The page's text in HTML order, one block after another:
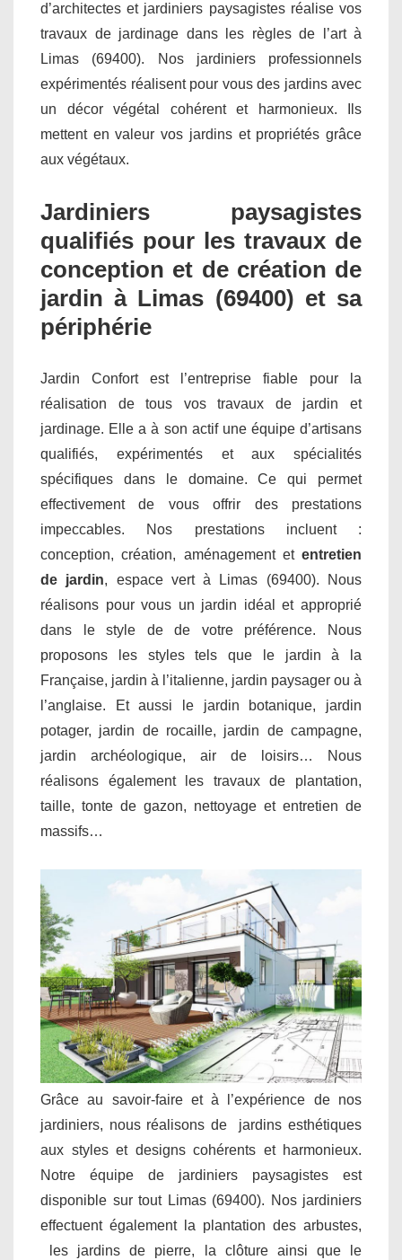
d’architectes et jardiniers paysagistes réalise vos
travaux de jardinage dans les règles de l’art à
Limas (69400). Nos jardiniers professionnels
expérimentés réalisent pour vous des jardins avec
un décor végétal cohérent et harmonieux. Ils
mettent en valeur vos jardins et propriétés grâce
aux végétaux.
Jardiniers paysagistes
qualifiés pour les travaux de
conception et de création de
jardin à Limas (69400) et sa
périphérie
Jardin Confort est l’entreprise fiable pour la
réalisation de tous vos travaux de jardin et
jardinage. Elle a à son actif une équipe d’artisans
qualifiés, expérimentés et aux spécialités
spécifiques dans le domaine. Ce qui permet
effectivement de vous offrir des prestations
impeccables. Nos prestations incluent :
conception, création, aménagement et entretien
de jardin, espace vert à Limas (69400). Nous
réalisons pour vous un jardin idéal et approprié
dans le style de de votre préférence. Nous
proposons les styles tels que le jardin à la
Française, jardin à l’italienne, jardin paysager ou à
l’anglaise. Et aussi le jardin botanique, jardin
potager, jardin de rocaille, jardin de campagne,
jardin archéologique, air de loisirs… Nous
réalisons également les travaux de plantation,
taille, tonte de gazon, nettoyage et entretien de
massifs…
Grâce au savoir-faire et à l’expérience de nos
jardiniers, nous réalisons de jardins esthétiques
aux styles et designs cohérents et harmonieux.
Notre équipe de jardiniers paysagistes est
disponible sur tout Limas (69400). Nos jardiniers
effectuent également la plantation des arbustes,
les jardins de pierre, la clôture ainsi que le